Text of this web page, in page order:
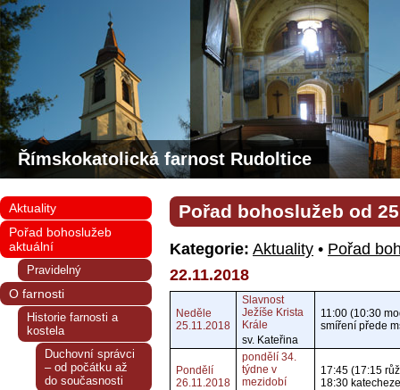
Římskokatolická farnost Rudoltice
Pořad bohoslužeb od
Kategorie: Aktuality • Pořad
22.11.2018
Neděle
25.11.2018
Slavnost
Ježíše Krista
Krále
sv. Kateřina
11:00 (10:30
smíření přede
Pondělí
26.11.2018
pondělí 34.
týdne v
mezidobí
17:45 (17:15
18:30
Aktuality
Pořad bohoslužeb
aktuální
Pravidelný
O farnosti
Historie farnosti a
kostela
Duchovní správci
– od počátku až
do současnosti